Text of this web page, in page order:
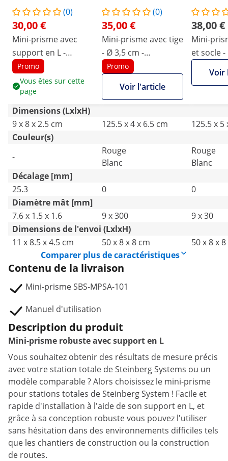
(0)
30,00 €
Mini-prisme avec
support en L -
Revêtement en
cuivre
Promo
Vous êtes sur cette
page
(0)
35,00 €
Mini-prisme avec tige
- Ø 3,5 cm -
revêtement argenté
Promo
Voir l'article
38,00 €
Mini-
et socle
Voir
Dimensions (LxlxH)
9 x 8 x 2.5 cm
125.5 x 4 x 6.5 cm
125.5 x 5
Couleur(s)
-
Rouge
Blanc
Rouge
Blanc
Décalage [mm]
25.3
0
0
Diamètre mât [mm]
7.6 x 1.5 x 1.6
9 x 300
9 x 30
Dimensions de l'envoi (LxlxH)
11 x 8.5 x 4.5 cm
50 x 8 x 8 cm
50 x 8 x
Comparer plus de caractéristiques
Contenu de la livraison
Mini-prisme SBS-MPSA-101
Manuel d'utilisation
Description du produit
Mini-prisme robuste avec support en L
Vous souhaitez obtenir des résultats de mesure précis
avec votre station totale de Steinberg Systems ou un
modèle comparable ? Alors choisissez le mini-prisme
pour stations totales de Steinberg System ! Facile et
rapide d'installation à l'aide de son support en L, et
grâce à sa conception robuste vous pouvez l'utiliser
sans hésitation dans des environnements difficiles tels
que les chantiers de construction ou la construction
de routes.